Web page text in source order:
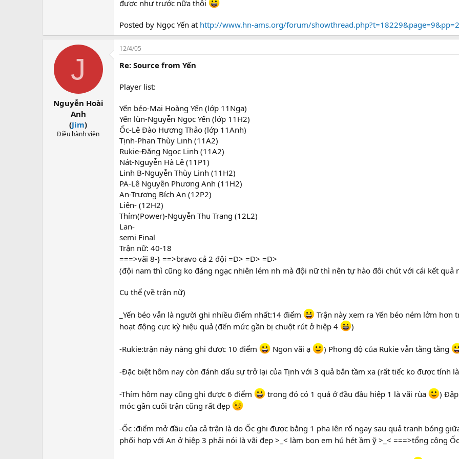
được như trước nữa thôi
Posted by Ngọc Yến at http://www.hn-ams.org/forum/
J
Nguyễn Hoài
Anh
(Jim)
Điều hành viên
12/4/05
Re: Source from Yến
Player list:
Yến béo-Mai Hoàng Yến (lớp 11Nga)
Yến lùn-Nguyễn Ngọc Yến (lớp 11H2)
Ốc-Lê Đào Hương Thảo (lớp 11Anh)
Tịnh-Phan Thùy Linh (11A2)
Rukie-Đặng Ngọc Linh (11A2)
Nát-Nguyễn Hà Lê (11P1)
Linh B-Nguyễn Thùy Linh (11H2)
PA-Lê Nguyễn Phương Anh (11H2)
An-Trương Bích An (12P2)
Liên- (12H2)
Thím(Power)-Nguyễn Thu Trang (12L2)
Lan-
semi Final
Trận nữ: 40-18
===>vãi 8-} ==>bravo cả 2 đội =D> =D> =D>
(đội nam thì cũng ko đáng ngạc nhiên lém nh mà đội nữ thì nên tự hào đôi chút với cái kết quả
Cụ thể (về trận nữ)
_Yến béo vẫn là người ghi nhiều điểm nhất:14 điểm
Trận này xem ra Yến béo ném lởm
hoạt động cực kỳ hiệu quả (đến mức gần bị chuột rút ở hiệp 4
)
-Rukie:trận này nàng ghi được 10 điểm Ngon vãi ạ ) Phong độ của Rukie vẫn tằng tằng
-Đặc biệt hôm nay còn đánh dấu sự trở lại của Tịnh với 3 quả bắn tầm xa (rất tiếc ko được tính
-Thím hôm nay cũng ghi được 6 điểm trong đó có 1 quả ở đầu đầu hiệp 1 là vãi rùa )
móc gần cuối trận cũng rất đẹp
-Ốc :điểm mở đầu của cả trận là do Ốc ghi được bằng 1 pha lên rổ ngay sau quả tranh bóng
phối hợp với An ở hiệp 3 phải nói là vãi đẹp >_< làm bọn em hú hét ầm ỹ >_< ===>tổng cộng